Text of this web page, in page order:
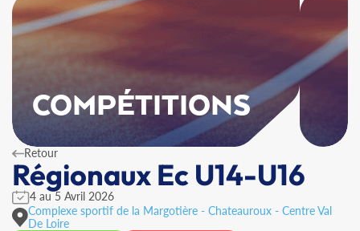
COMPÉTITIONS
Retour
Régionaux Ec U14-U16
4 au 5 Avril 2026
Complexe sportif de la Margotière - Chateauroux - Centre Val
De Loire